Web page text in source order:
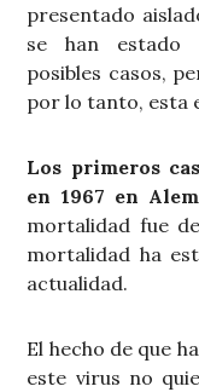
presentado
se han estado
posibles casos,
por lo tanto, esta
Los primeros
en 1967 en
mortalidad fue
mortalidad ha
actualidad.
El hecho de que
este virus no